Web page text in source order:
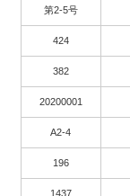
第2-5号
424
382
20200001
A2-4
196
1437